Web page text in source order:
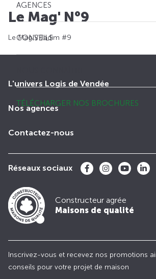
AGENCES
CONSEILS
TÉLÉCHARGER NOS BROCHURES
Le Mag' N°9
Le Mag Villadim #9
L'univers Logis de Vendée
Nos agences
Contactez-nous
Réseaux sociaux
Constructeur agrée
Maisons de qualité
Inscrivez-vous et recevez nos promotions
conseils pour votre projet de maison